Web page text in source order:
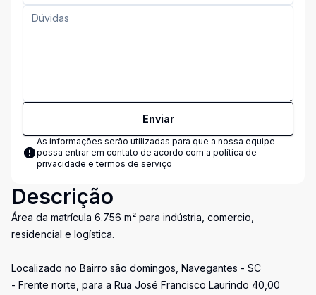
Enviar
As informações serão utilizadas para que a nossa equipe
possa entrar em contato de acordo com a política de
privacidade e termos de serviço
Descrição
Área da matrícula 6.756 m² para indústria, comercio,
residencial e logística.
Localizado no Bairro são domingos, Navegantes - SC
- Frente norte, para a Rua José Francisco Laurindo 40,00